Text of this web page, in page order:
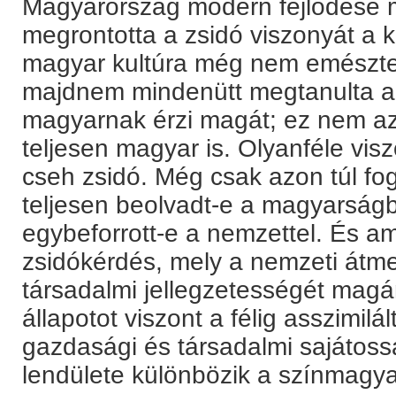
Magyarország modern fejlődése
megrontotta a zsidó viszonyát a
magyar kultúra még nem
majdnem mindenütt megtanulta
magyarnak érzi magát; ez nem
teljesen magyar is. Olyanféle
cseh zsidó. Még csak azon túl
teljesen beolvadt-e a
egybeforrott-e a nemzettel. És
zsidókérdés, mely a nemzeti
társadalmi jellegzetességét
állapotot viszont a félig
gazdasági és társadalmi
lendülete különbözik a